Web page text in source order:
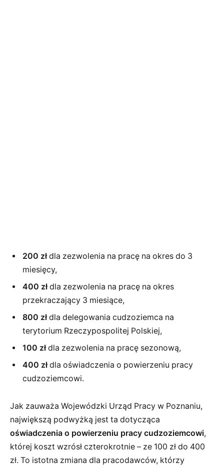
200 złdla zezwolenia na pracę na okres do 3
miesięcy,
400 złdla zezwolenia na pracę na okres
przekraczający 3 miesiące,
800 złdla delegowania cudzoziemca na
terytorium Rzeczypospolitej Polskiej,
100 złdla zezwolenia na pracę sezonową,
400 złdla oświadczenia o powierzeniu pracy
cudzoziemcowi.
Jak zauważa Wojewódzki Urząd Pracy w Poznaniu,
największą podwyżką jest ta dotycząca
oświadczenia o powierzeniu pracy cudzoziemcowi,
której koszt wzrósł czterokrotnie – ze 100 zł do 400
zł. To istotna zmiana dla pracodawców, którzy